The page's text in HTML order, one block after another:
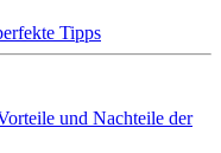
Tipps
und Nachteile der